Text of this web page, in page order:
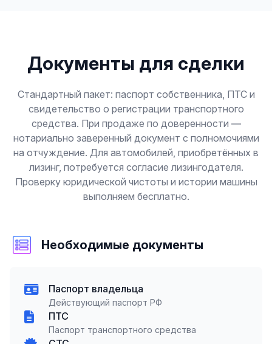
Документы для сделки
Стандартный пакет: паспорт собственника, ПТС и
свидетельство о регистрации транспортного
средства. При продаже по доверенности —
нотариально заверенный документ с полномочиями
на отчуждение. Для автомобилей, приобретённых в
лизинг, потребуется согласие лизингодателя.
Проверку юридической чистоты и истории машины
выполняем бесплатно.
Необходимые документы
Паспорт владельца
Действующий паспорт РФ
ПТС
Паспорт транспортного средства